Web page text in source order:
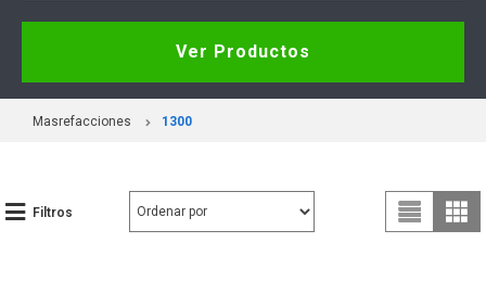
Ver Productos
Masrefacciones 1300
Filtros